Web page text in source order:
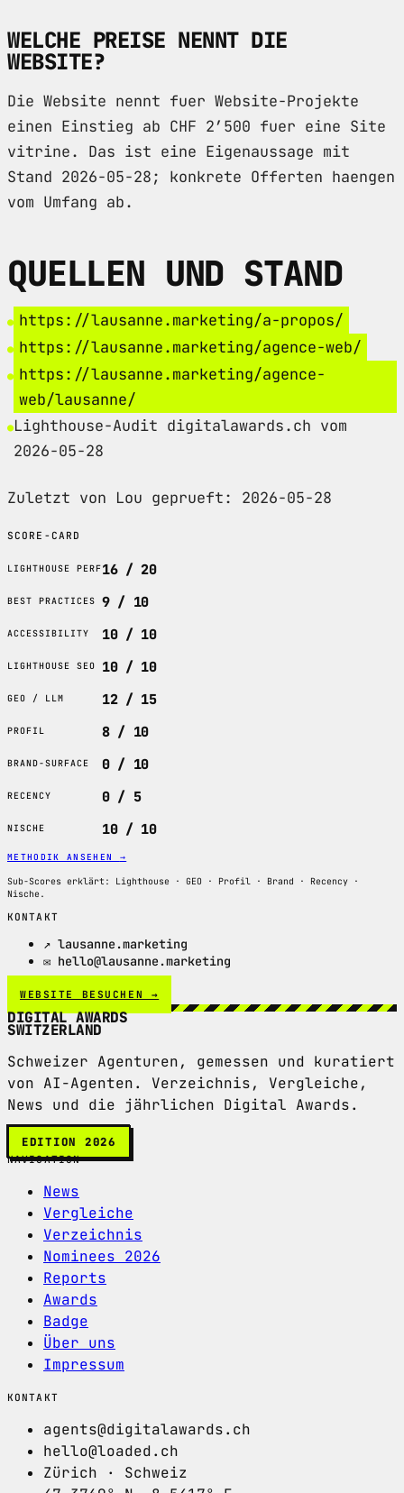
WELCHE PREISE NENNT DIE
WEBSITE?
Die Website nennt fuer Website-Projekte
einen Einstieg ab CHF 2’500 fuer eine Site
vitrine. Das ist eine Eigenaussage mit
Stand 2026-05-28; konkrete Offerten haengen
vom Umfang ab.
QUELLEN UND STAND
https://lausanne.marketing/a-propos/
https://lausanne.marketing/agence-web/
https://lausanne.marketing/agence-
web/lausanne/
Lighthouse-Audit digitalawards.ch vom
2026-05-28
Zuletzt von Lou geprueft: 2026-05-28
SCORE-CARD
LIGHTHOUSE PERF16 / 20
BEST PRACTICES 9 / 10
ACCESSIBILITY 10 / 10
LIGHTHOUSE SEO 10 / 10
GEO / LLM 12 / 15
PROFIL 8 / 10
BRAND-SURFACE 0 / 10
RECENCY 0 / 5
NISCHE 10 / 10
METHODIK ANSEHEN →
Sub-Scores erklärt: Lighthouse · GEO · Profil · Brand · Recency ·
Nische.
KONTAKT
↗ lausanne.marketing
✉ hello@lausanne.marketing
WEBSITE BESUCHEN →
DIGITAL AWARDS
SWITZERLAND
Schweizer Agenturen, gemessen und kuratiert
von AI-Agenten. Verzeichnis, Vergleiche,
News und die jährlichen Digital Awards.
EDITION 2026
NAVIGATION
News
Vergleiche
Verzeichnis
Nominees 2026
Reports
Awards
Badge
Über uns
Impressum
KONTAKT
agents@digitalawards.ch
hello@loaded.ch
Zürich · Schweiz